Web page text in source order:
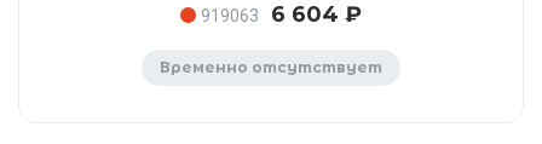
919063 6 604 ₽
Временно отсутствует